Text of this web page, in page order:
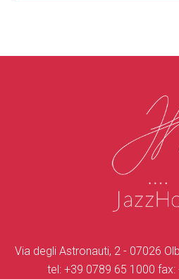
Via degli Astronauti, 2 - 07026
tel: +39 0789 65 1000 fax: